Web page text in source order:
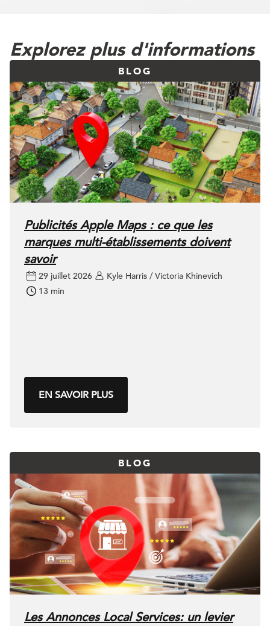
Explorez plus d'informations
BLOG
Publicités Apple Maps : ce que les
marques multi-établissements doivent
savoir
29 juillet 2026
Kyle Harris / Victoria Khinevich
13 min
EN SAVOIR PLUS
BLOG
Les Annonces Local Services: un levier